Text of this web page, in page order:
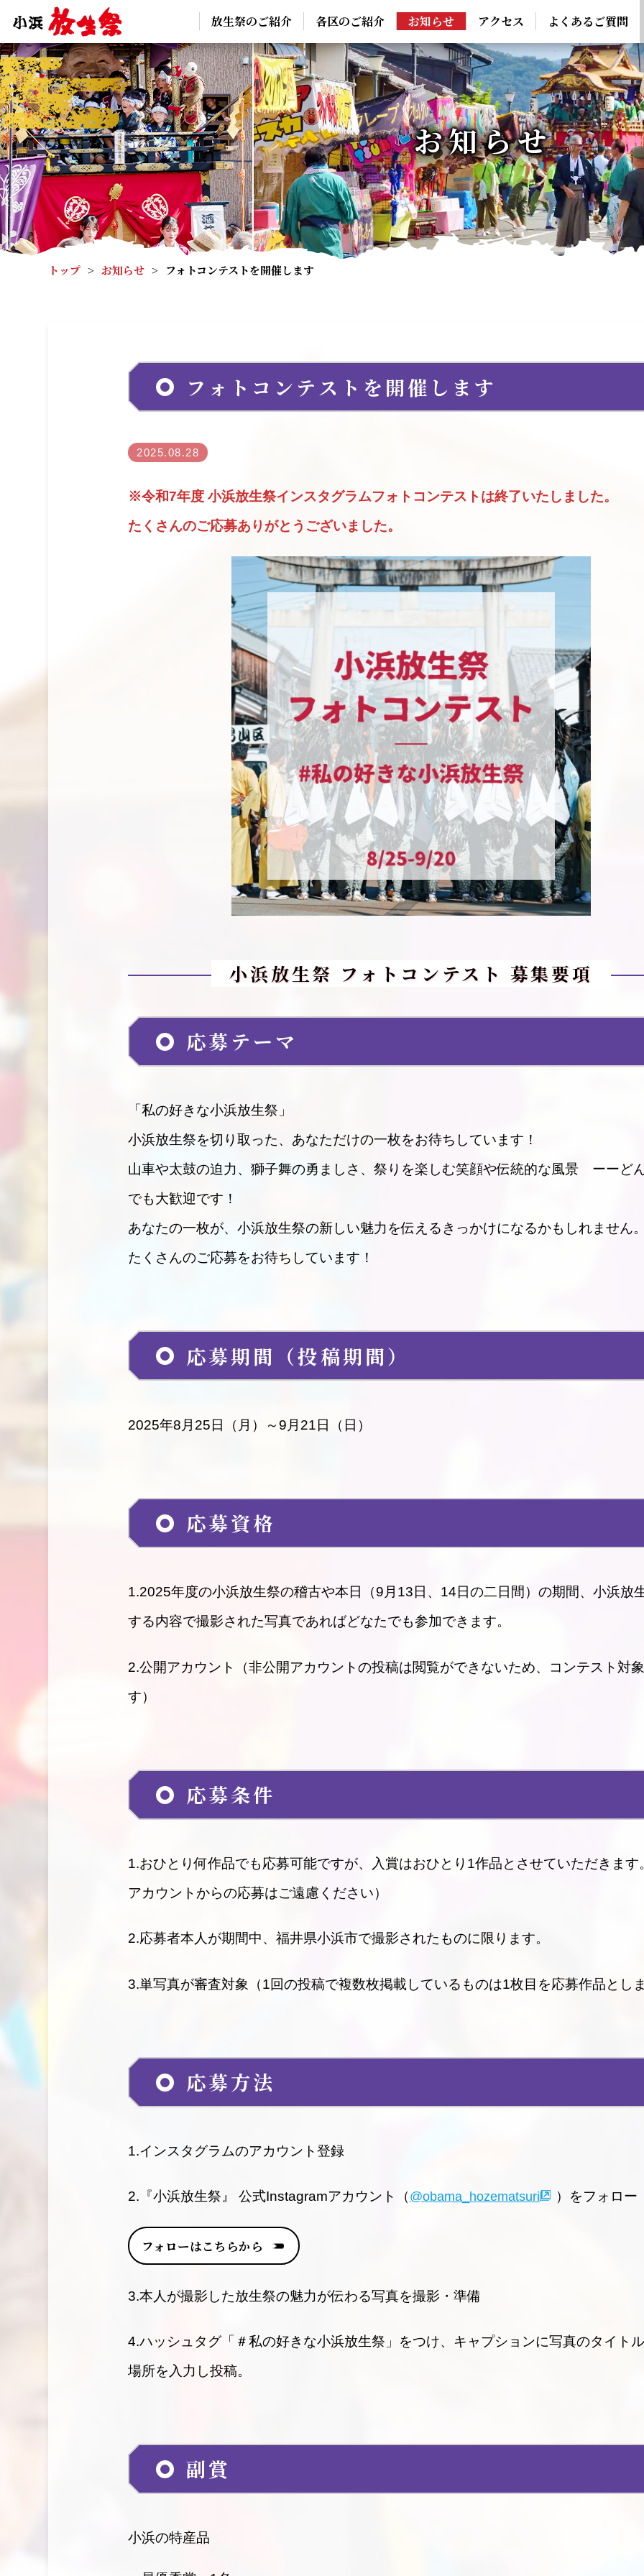
放生祭のご紹介 各区のご紹介 お知らせ アクセス よくあるご質問
お知らせ
トップ > お知らせ > フォトコンテストを開催します
フォトコンテストを開催します
2025.08.28
※令和7年度 小浜放生祭インスタグラムフォトコンテストは終了いたしました。
たくさんのご応募ありがとうございました。
小浜放生祭 フォトコンテスト 募集要項
応募テーマ
「私の好きな小浜放生祭」
小浜放生祭を切り取った、あなただけの一枚をお待ちしています！
山車や太鼓の迫力、獅子舞の勇ましさ、祭りを楽しむ笑顔や伝統的な風景 ーーど
でも大歓迎です！
あなたの一枚が、小浜放生祭の新しい魅力を伝えるきっかけになるかもしれません
たくさんのご応募をお待ちしています！
応募期間（投稿期間）
2025年8月25日（月）～9月21日（日）
応募資格
1.2025年度の小浜放生祭の稽古や本日（9月13日、14日の二日間）の期間、小浜放
する内容で撮影された写真であればどなたでも参加できます。
2.公開アカウント（非公開アカウントの投稿は閲覧ができないため、コンテスト対
す）
応募条件
1.おひとり何作品でも応募可能ですが、入賞はおひとり1作品とさせていただきます
アカウントからの応募はご遠慮ください）
2.応募者本人が期間中、福井県小浜市で撮影されたものに限ります。
3.単写真が審査対象（1回の投稿で複数枚掲載しているものは1枚目を応募作品とし
応募方法
1.インスタグラムのアカウント登録
2.『小浜放生祭』 公式Instagramアカウント（ @obama_hozematsuri ）をフォロー
フォローはこちらから
3.本人が撮影した放生祭の魅力が伝わる写真を撮影・準備
4.ハッシュタグ「＃私の好きな小浜放生祭」をつけ、キャプションに写真のタイト
場所を入力し投稿。
副賞
小浜の特産品